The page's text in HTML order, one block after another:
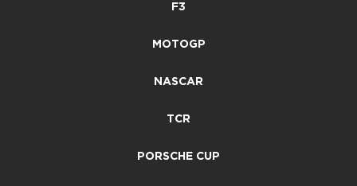
F3
MOTOGP
NASCAR
TCR
PORSCHE CUP